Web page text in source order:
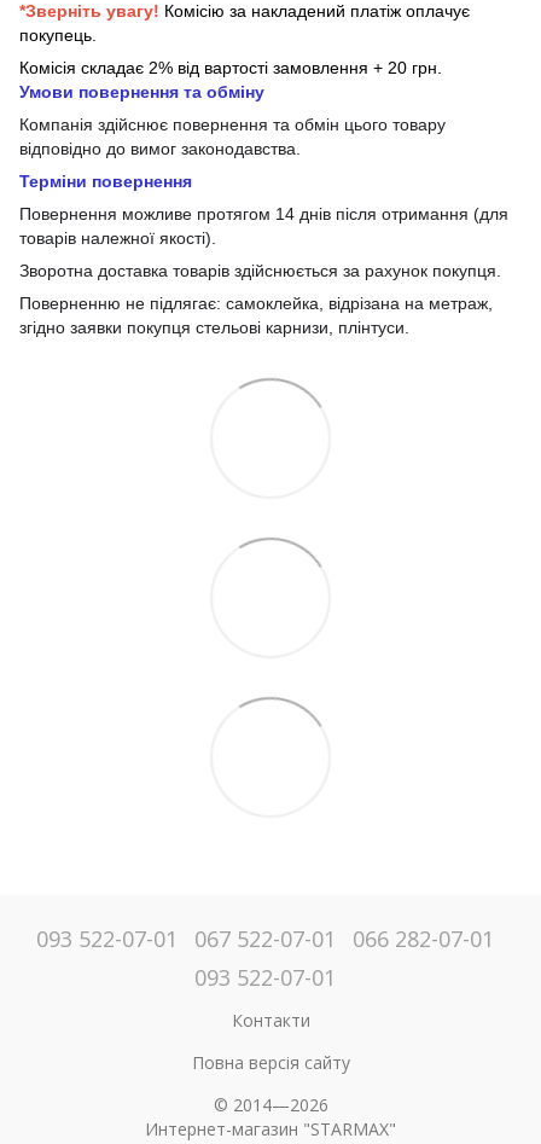
*Зверніть увагу! Комісію за накладений платіж оплачує
покупець.
Комісія складає 2% від вартості замовлення + 20 грн.
Умови повернення та обміну
Компанія здійснює повернення та обмін цього товару
відповідно до вимог законодавства.
Терміни повернення
Повернення можливе протягом 14 днів після отримання (для
товарів належної якості).
Зворотна доставка товарів здійснюється за рахунок покупця.
Поверненню не підлягає: самоклейка, відрізана на метраж,
згідно заявки покупця стельові карнизи, плінтуси.
093 522-07-01 067 522-07-01
066 282-07-01
093 522-07-01
Контакти
Повна версія сайту
© 2014—2026
Интернет-магазин "STARMAX"